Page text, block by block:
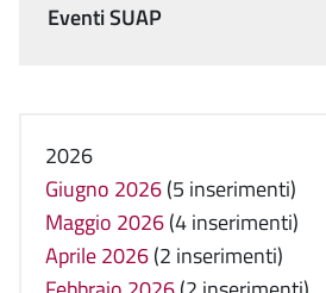
Eventi SUAP
2026
Giugno 2026(5 inserimenti)
Maggio 2026(4 inserimenti)
Aprile 2026(2 inserimenti)